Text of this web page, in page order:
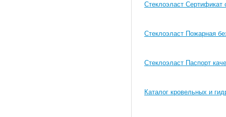
Стеклоэласт Сертификат
Стеклоэласт Пожарная
Стеклоэласт Паспорт
Каталог кровельных и